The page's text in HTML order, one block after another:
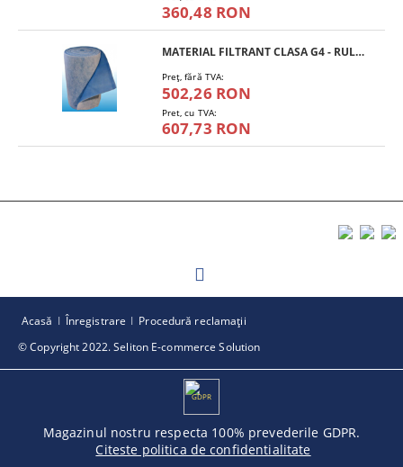
360,48 RON
MATERIAL FILTRANT CLASA G4 - RULOU
Preţ, fără TVA:
502,26 RON
Pret, cu TVA:
607,73 RON
© Copyright 2022. Seliton E-commerce Solution
Acasă Înregistrare Procedură reclamaţii
GDPR
Magazinul nostru respecta 100% prevederile GDPR.
Citeste politica de confidentialitate